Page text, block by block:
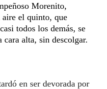
Morenito,
aire el quinto, que
todos los demás, se
alta, sin descolgar.
en ser devorada por